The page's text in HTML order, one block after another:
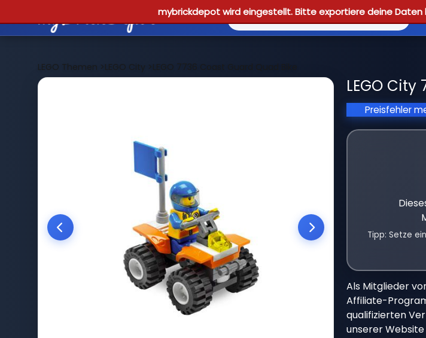
mybrickdepot wird eingestellt. Bitte exportiere deine Daten
LEGO Themen >LEGO City >LEGO 7736 Coast Guard Quad Bike
LEGO
Preisfehler
Tipp: Setze
Als Mitglieder
Affiliate-
qualifizierten
unserer